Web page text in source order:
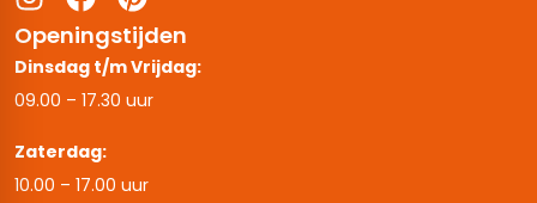
Openingstijden
Dinsdag t/m Vrijdag:
09.00 – 17.30 uur
Zaterdag:
10.00 – 17.00 uur